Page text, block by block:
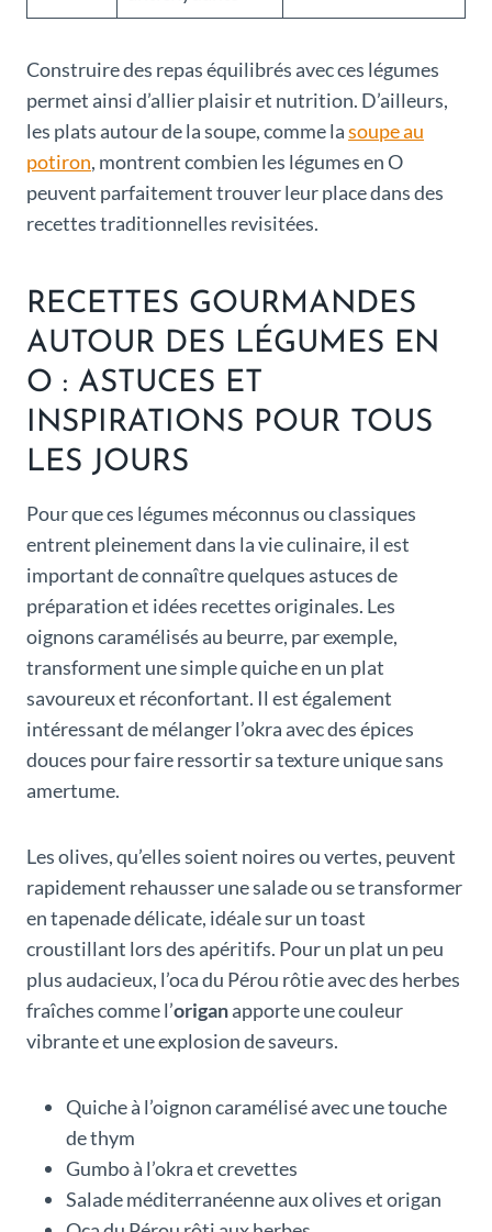
Construire des repas équilibrés avec ces légumes
permet ainsi d’allier plaisir et nutrition. D’ailleurs,
les plats autour de la soupe, comme lasoupe au
potiron, montrent combien les légumes en O
peuvent parfaitement trouver leur place dans des
recettes traditionnelles revisitées.
RECETTES GOURMANDES
AUTOUR DES LÉGUMES EN
O : ASTUCES ET
INSPIRATIONS POUR TOUS
LES JOURS
Pour que ces légumes méconnus ou classiques
entrent pleinement dans la vie culinaire, il est
important de connaître quelques astuces de
préparation et idées recettes originales. Les
oignons caramélisés au beurre, par exemple,
transforment une simple quiche en un plat
savoureux et réconfortant. Il est également
intéressant de mélanger l’okra avec des épices
douces pour faire ressortir sa texture unique sans
amertume.
Les olives, qu’elles soient noires ou vertes, peuvent
rapidement rehausser une salade ou se transformer
en tapenade délicate, idéale sur un toast
croustillant lors des apéritifs. Pour un plat un peu
plus audacieux, l’oca du Pérou rôtie avec des herbes
fraîches comme l’origanapporte une couleur
vibrante et une explosion de saveurs.
Quiche à l’oignon caramélisé avec une touche
de thym
Gumbo à l’okra et crevettes
Salade méditerranéenne aux olives et origan